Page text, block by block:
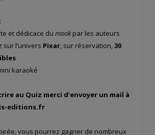
et dédicace du mookpar les auteurs
sur l’univers Pixar, sur réservation,30
karaoké
au Quiz merci d’envoyer un mail à
editions.fr
vous pourrez gagner de nombreux